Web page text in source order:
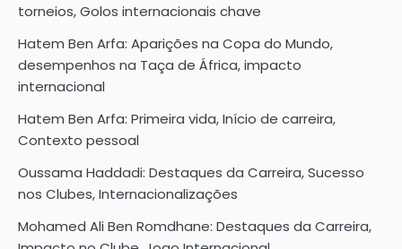
torneios, Golos internacionais chave
Hatem Ben Arfa: Aparições na Copa do Mundo,
desempenhos na Taça de África, impacto
internacional
Hatem Ben Arfa: Primeira vida, Início de carreira,
Contexto pessoal
Oussama Haddadi: Destaques da Carreira, Sucesso
nos Clubes, Internacionalizações
Mohamed Ali Ben Romdhane: Destaques da Carreira,